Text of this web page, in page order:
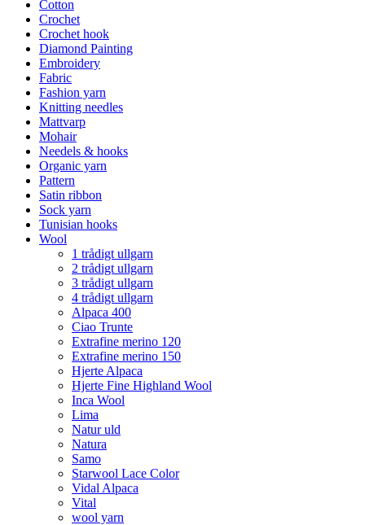
Cotton
Crochet
Crochet hook
Diamond Painting
Embroidery
Fabric
Fashion yarn
Knitting needles
Mattvarp
Mohair
Needels & hooks
Organic yarn
Pattern
Satin ribbon
Sock yarn
Tunisian hooks
Wool
1 trådigt ullgarn
2 trådigt ullgarn
3 trådigt ullgarn
4 trådigt ullgarn
Alpaca 400
Ciao Trunte
Extrafine merino 120
Extrafine merino 150
Hjerte Alpaca
Hjerte Fine Highland Wool
Inca Wool
Lima
Natur uld
Natura
Samo
Starwool Lace Color
Vidal Alpaca
Vital
wool yarn